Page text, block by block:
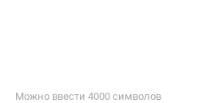
Можно ввести 4000 cимволов